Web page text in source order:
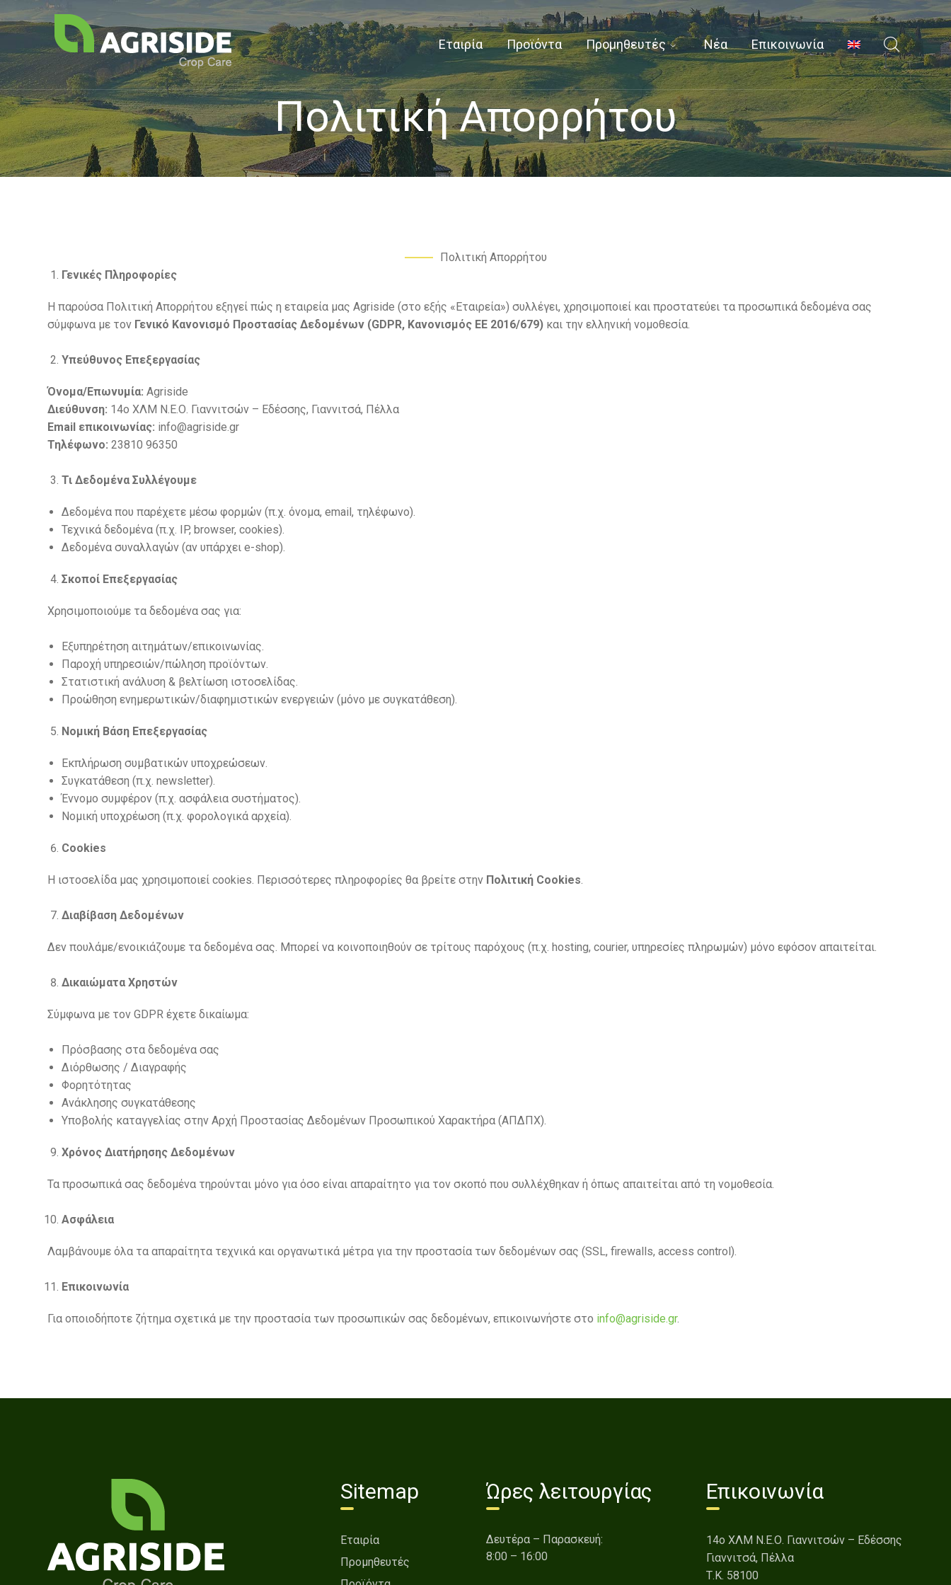
Εταιρία Προϊόντα Προμηθευτές Νέα Επικοινωνία
Πολιτική Απορρήτου
Πολιτική Απορρήτου
Γενικές Πληροφορίες
Η παρούσα Πολιτική Απορρήτου εξηγεί πώς η εταιρεία μας Agriside (στο εξής «Εταιρεία») συλλέγει, χρησιμοποιεί και προστατεύει τα προσωπικά δεδομένα σας
σύμφωνα με τον Γενικό Κανονισμό Προστασίας Δεδομένων (GDPR, Κανονισμός ΕΕ 2016/679) και την ελληνική νομοθεσία.
Υπεύθυνος Επεξεργασίας
Όνομα/Επωνυμία: Agriside
Διεύθυνση: 14o ΧΛΜ Ν.Ε.Ο. Γιαννιτσών – Εδέσσης, Γιαννιτσά, Πέλλα
Email επικοινωνίας: info@agriside.gr
Τηλέφωνο: 23810 96350
Τι Δεδομένα Συλλέγουμε
Δεδομένα που παρέχετε μέσω φορμών (π.χ. όνομα, email, τηλέφωνο).
Τεχνικά δεδομένα (π.χ. IP, browser, cookies).
Δεδομένα συναλλαγών (αν υπάρχει e-shop).
Σκοποί Επεξεργασίας
Χρησιμοποιούμε τα δεδομένα σας για:
Εξυπηρέτηση αιτημάτων/επικοινωνίας.
Παροχή υπηρεσιών/πώληση προϊόντων.
Στατιστική ανάλυση & βελτίωση ιστοσελίδας.
Προώθηση ενημερωτικών/διαφημιστικών ενεργειών (μόνο με συγκατάθεση).
Νομική Βάση Επεξεργασίας
Εκπλήρωση συμβατικών υποχρεώσεων.
Συγκατάθεση (π.χ. newsletter).
Έννομο συμφέρον (π.χ. ασφάλεια συστήματος).
Νομική υποχρέωση (π.χ. φορολογικά αρχεία).
Cookies
Η ιστοσελίδα μας χρησιμοποιεί cookies. Περισσότερες πληροφορίες θα βρείτε στην Πολιτική Cookies.
Διαβίβαση Δεδομένων
Δεν πουλάμε/ενοικιάζουμε τα δεδομένα σας. Μπορεί να κοινοποιηθούν σε τρίτους παρόχους (π.χ. hosting, courier, υπηρεσίες πληρωμών) μόνο εφόσον απαιτείται.
Δικαιώματα Χρηστών
Σύμφωνα με τον GDPR έχετε δικαίωμα:
Πρόσβασης στα δεδομένα σας
Διόρθωσης / Διαγραφής
Φορητότητας
Ανάκλησης συγκατάθεσης
Υποβολής καταγγελίας στην Αρχή Προστασίας Δεδομένων Προσωπικού Χαρακτήρα (ΑΠΔΠΧ).
Χρόνος Διατήρησης Δεδομένων
Τα προσωπικά σας δεδομένα τηρούνται μόνο για όσο είναι απαραίτητο για τον σκοπό που συλλέχθηκαν ή όπως απαιτείται από τη νομοθεσία.
Ασφάλεια
Λαμβάνουμε όλα τα απαραίτητα τεχνικά και οργανωτικά μέτρα για την προστασία των δεδομένων σας (SSL, firewalls, access control).
Επικοινωνία
Για οποιοδήποτε ζήτημα σχετικά με την προστασία των προσωπικών σας δεδομένων, επικοινωνήστε στο info@agriside.gr.
Sitemap
Εταιρία
Προμηθευτές
Ώρες λειτουργίας
Δευτέρα – Παρασκευή:
8:00 – 16:00
Επικοινωνία
14o ΧΛΜ Ν.Ε.Ο. Γιαννιτσών – Εδέσσης
Γιαννιτσά, Πέλλα
Τ.Κ. 58100